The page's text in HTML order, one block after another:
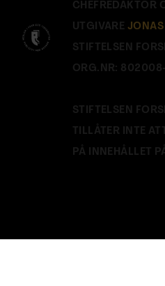
CHEFREDAKTÖR
UTGIVARE
STIFTELSEN
ORG.NR:
STIFTELSEN
TILLÅTER INTE
PÅ INNEHÅLLET